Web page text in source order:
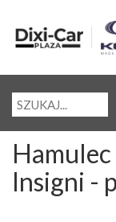
Insigni -